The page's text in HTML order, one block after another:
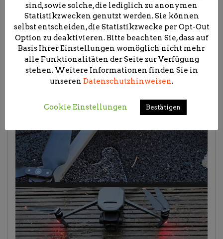
sind, sowie solche, die lediglich zu anonymen
Statistikzwecken genutzt werden. Sie können
selbst entscheiden, die Statistikzwecke per Opt-Out
Option zu deaktivieren. Bitte beachten Sie, dass auf
Basis Ihrer Einstellungen womöglich nicht mehr
alle Funktionalitäten der Seite zur Verfügung
stehen. Weitere Informationen finden Sie in
unseren Datenschutzhinweisen.
Cookie Einstellungen Bestätigen